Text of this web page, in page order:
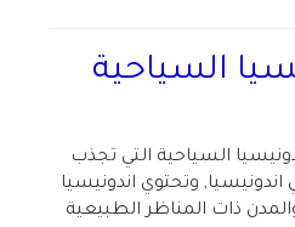
السياحية
السياحية التي تجذب
وتحتوي اندونيسيا
ذات المناظر الطبيعية